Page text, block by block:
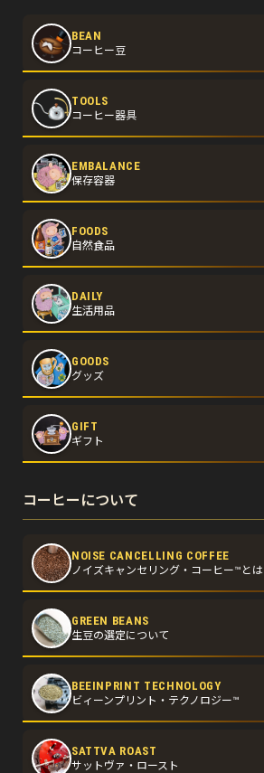
BEAN
コーヒー豆
TOOLS
コーヒー器具
EMBALANCE
保存容器
FOODS
自然食品
DAILY
生活用品
GOODS
グッズ
GIFT
ギフト
コーヒーについて
NOISE CANCELLING COFFEE
ノイズキャンセリング・コーヒー™とは
GREEN BEANS
生豆の選定について
BEEINPRINT TECHNOLOGY
ビィーンプリント・テクノロジー™
SATTVA ROAST
サットヴァ・ロースト